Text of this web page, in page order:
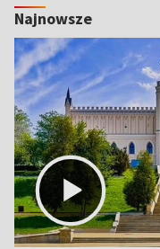
Najnowsze